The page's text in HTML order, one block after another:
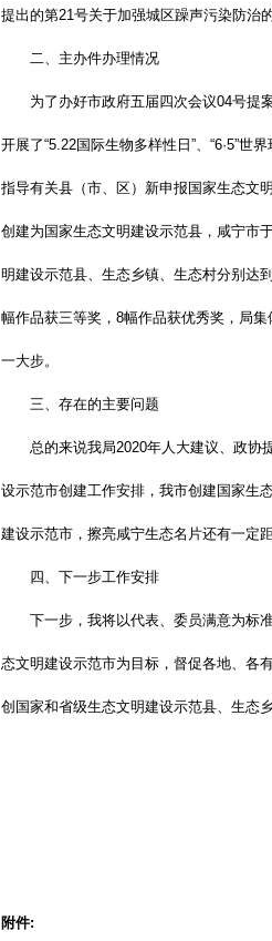
提出的第21号关于加强城区躁声污染防治
二、主办件办理情况
为了办好市政府五届四次会议04号提
开展了“5.22国际生物多样性日”、“6·5”
指导有关县（市、区）新申报国家生态文
创建为国家生态文明建设示范县，咸宁市
明建设示范县、生态乡镇、生态村分别达
幅作品获三等奖，8幅作品获优秀奖，局
一大步。
三、存在的主要问题
总的来说我局2020年人大建议、政协
设示范市创建工作安排，我市创建国家生
建设示范市，擦亮咸宁生态名片还有一定距
四、下一步工作安排
下一步，我将以代表、委员满意为标
态文明建设示范市为目标，督促各地、各
创国家和省级生态文明建设示范县、生态
附件: